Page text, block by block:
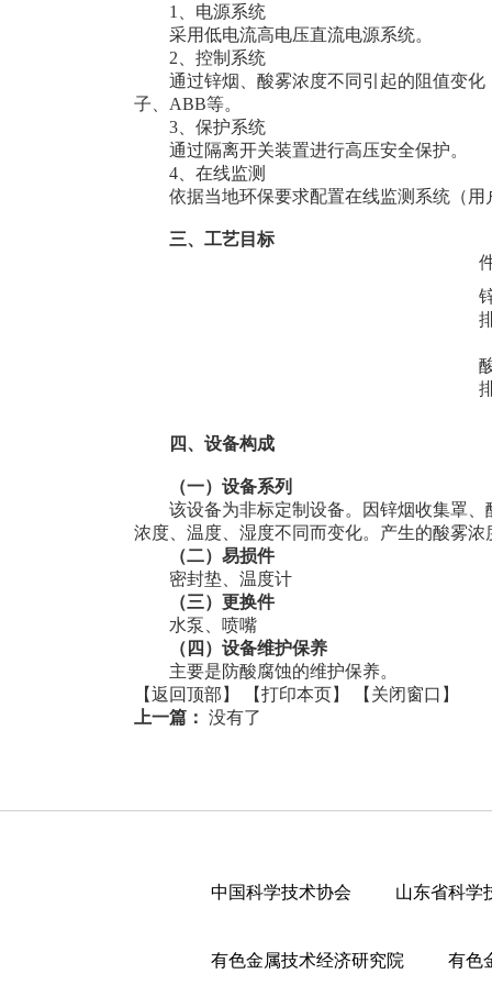
1、电源系统
采用低电流高电压直流电源系统。
2、控制系统
通过锌烟、酸雾浓度不同引起的阻值变化
子、ABB等。
3、保护系统
通过隔离开关装置进行高压安全保护。
4、在线监测
依据当地环保要求配置在线监测系统（用
三、工艺目标
四、设备构成
（一）设备系列
该设备为非标定制设备。因锌烟收集罩、
浓度、温度、湿度不同而变化。产生的酸雾
（二）易损件
密封垫、温度计
（三）更换件
水泵、喷嘴
（四） 设备维护保养
主要是防酸腐蚀的维护保养。
【返回顶部】
【打印本页】
【关闭窗口】
上一篇： 没有了
中国科学技术协会 山东省科学
有色金属技术经济研究院 有色